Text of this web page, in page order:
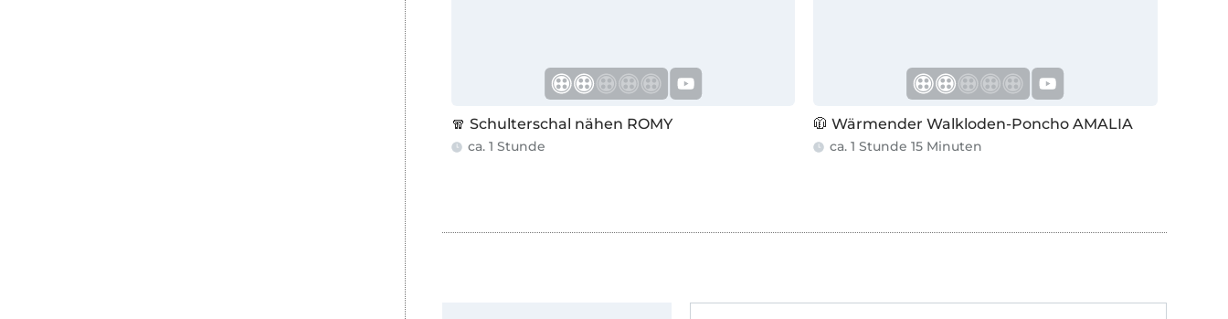
🧣 Schulterschal nähen ROMY
ca. 1 Stunde
🧥 Wärmender Walkloden-Poncho AMALIA
ca. 1 Stunde 15 Minuten